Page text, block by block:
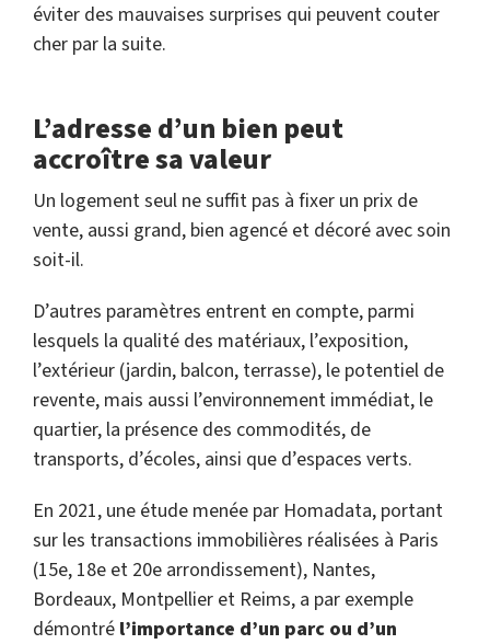
éviter des mauvaises surprises qui peuvent couter
cher par la suite.
L’adresse d’un bien peut
accroître sa valeur
Un logement seul ne suffit pas à fixer un prix de
vente, aussi grand, bien agencé et décoré avec soin
soit-il.
D’autres paramètres entrent en compte, parmi
lesquels la qualité des matériaux, l’exposition,
l’extérieur (jardin, balcon, terrasse), le potentiel de
revente, mais aussi l’environnement immédiat, le
quartier, la présence des commodités, de
transports, d’écoles, ainsi que d’espaces verts.
En 2021, une étude menée par Homadata, portant
sur les transactions immobilières réalisées à Paris
(15e, 18e et 20e arrondissement), Nantes,
Bordeaux, Montpellier et Reims, a par exemple
démontré l’importance d’un parc ou d’un